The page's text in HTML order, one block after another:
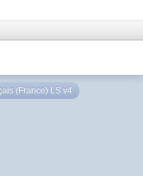
(France) LS v4